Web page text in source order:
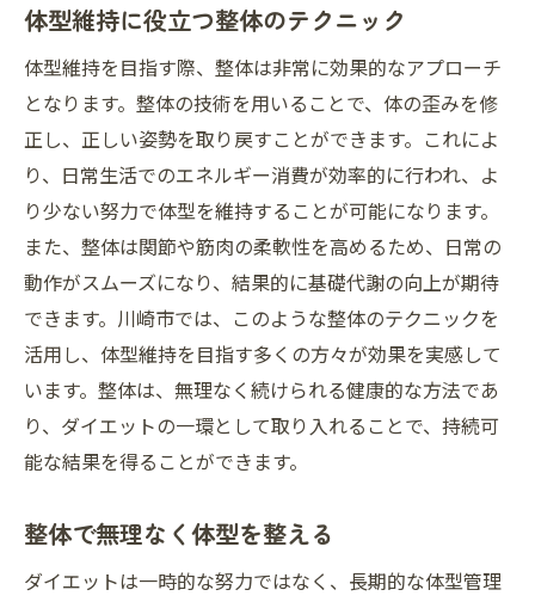
体型維持に役立つ整体のテクニック
体型維持を目指す際、整体は非常に効果的なアプローチ
となります。整体の技術を用いることで、体の歪みを修
正し、正しい姿勢を取り戻すことができます。これによ
り、日常生活でのエネルギー消費が効率的に行われ、よ
り少ない努力で体型を維持することが可能になります。
また、整体は関節や筋肉の柔軟性を高めるため、日常の
動作がスムーズになり、結果的に基礎代謝の向上が期待
できます。川崎市では、このような整体のテクニックを
活用し、体型維持を目指す多くの方々が効果を実感して
います。整体は、無理なく続けられる健康的な方法であ
り、ダイエットの一環として取り入れることで、持続可
能な結果を得ることができます。
整体で無理なく体型を整える
ダイエットは一時的な努力ではなく、長期的な体型管理